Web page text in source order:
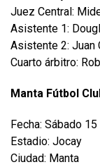
Juez Central:
Asistente 1:
Asistente 2: Juan
Cuarto árbitro:
Manta Fútbol
Fecha: Sábado
Estadio: Jocay
Ciudad: Manta